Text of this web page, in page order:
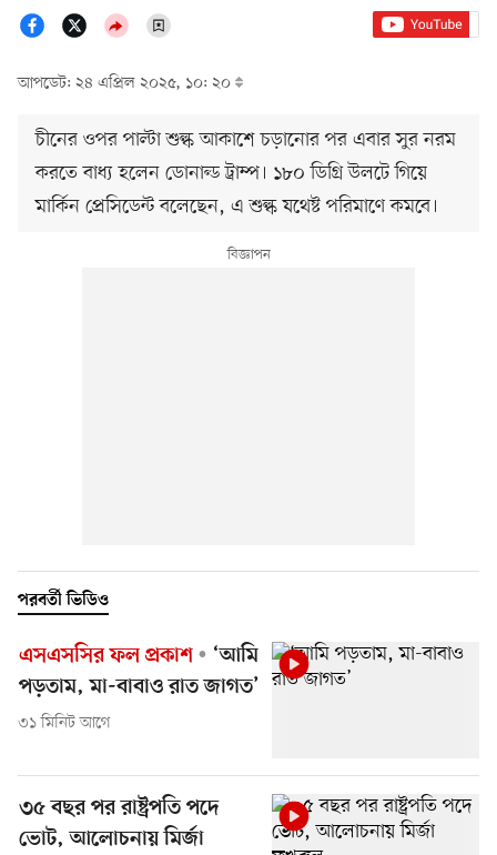
আপডেট: ২৪ এপ্রিল ২০২৫, ১০: ২০
চীনের ওপর পাল্টা শুল্ক আকাশে চড়ানোর পর এবার সুর নরম
করতে বাধ্য হলেন ডোনাল্ড ট্রাম্প। ১৮০ ডিগ্রি উলটে গিয়ে
মার্কিন প্রেসিডেন্ট বলেছেন, এ শুল্ক যথেষ্ট পরিমাণে কমবে।
পরবর্তী ভিডিও
এসএসসির ফল প্রকাশ
‘আমি
পড়তাম, মা-বাবাও রাত জাগত’
৩১ মিনিট আগে
৩৫ বছর পর রাষ্ট্রপতি পদে
ভোট, আলোচনায় মির্জা